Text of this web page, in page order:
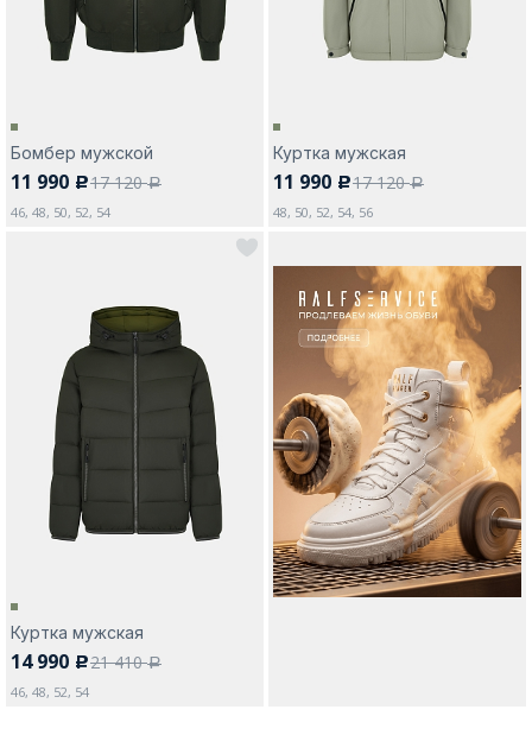
Бомбер мужской
11 990 c17 120a
46, 48, 50, 52, 54
Куртка мужская
11 990 c17 120a
48, 50, 52, 54, 56
Куртка мужская
14 990 c21 410a
46, 48, 52, 54